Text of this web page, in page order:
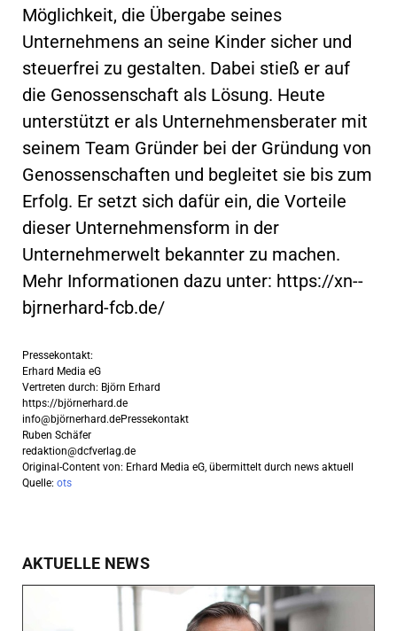
Möglichkeit, die Übergabe seines
Unternehmens an seine Kinder sicher und
steuerfrei zu gestalten. Dabei stieß er auf
die Genossenschaft als Lösung. Heute
unterstützt er als Unternehmensberater mit
seinem Team Gründer bei der Gründung von
Genossenschaften und begleitet sie bis zum
Erfolg. Er setzt sich dafür ein, die Vorteile
dieser Unternehmensform in der
Unternehmerwelt bekannter zu machen.
Mehr Informationen dazu unter: https://xn--
bjrnerhard-fcb.de/
Pressekontakt:
Erhard Media eG
Vertreten durch: Björn Erhard
https://björnerhard.de
info@björnerhard.dePressekontakt
Ruben Schäfer
redaktion@dcfverlag.de
Original-Content von: Erhard Media eG, übermittelt durch news aktuell
Quelle: ots
AKTUELLE NEWS